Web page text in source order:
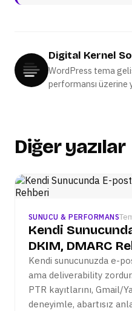
Digital Kernel
WordPress tema
performansı üzerine
Diğer yazılar
SUNUCU & PERFORMANS
Kendi
DKIM, DMARC
Kendi sunucunuzda e-
ama deliverability
PTR kayıtlarını, Gmail/
deneyimle, abartısız